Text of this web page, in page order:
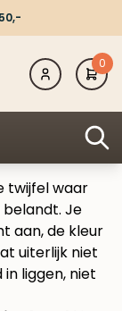
0
twijfel waar
belandt. Je
aan, de kleur
uiterlijk niet
liggen, niet